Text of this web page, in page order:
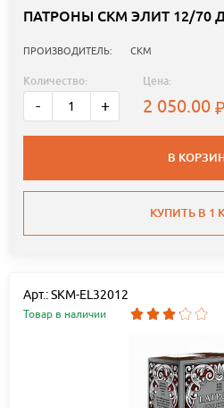
ПАТРОНЫ СКМ ЭЛИТ 12/70
ПРОИЗВОДИТЕЛЬ: СКМ
Количество:
- +
Цена:
2 050.00
В
КУПИТЬ В 1
Арт.: SKM-EL32012
Товар в наличии